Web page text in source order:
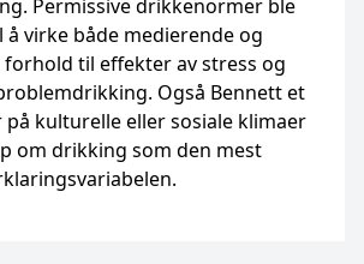
Permissive drikkenormer ble
virke både medierende og
til effekter av stress og
Også Bennett et
på kulturelle eller sosiale klimaer
om drikking som den mest